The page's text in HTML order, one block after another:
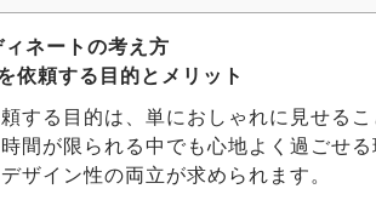
ネートの考え方
依頼する目的とメリット
する目的は、単におしゃれに見せる
間が限られる中でも心地よく過ごせ
ザイン性の両立が求められます。